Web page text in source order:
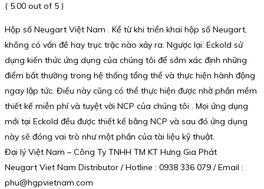
( 5.00 out of 5 )
Hộp số Neugart Việt Nam . Kể từ khi triển khai hộp số Neugart,
không có vấn đề hay trục trặc nào xảy ra. Ngược lại: Eckold sử
dụng kiến thức ứng dụng của chúng tôi để sớm xác định những
điểm bất thường trong hệ thống tổng thể và thực hiện hành động
ngay lập tức. Điều này cũng có thể thực hiện được nhờ phần mềm
thiết kế miễn phí và tuyệt vời NCP của chúng tôi . Mọi ứng dụng
mới tại Eckold đều được thiết kế bằng NCP và sau đó ứng dụng
này sẽ đóng vai trò như một phần của tài liệu kỹ thuật.
Đại lý Việt Nam – Công Ty TNHH TM KT Hưng Gia Phát
Neugart Viet Nam Distributor / Hotline : 0938 336 079 / Email :
phu@hgpvietnam.com